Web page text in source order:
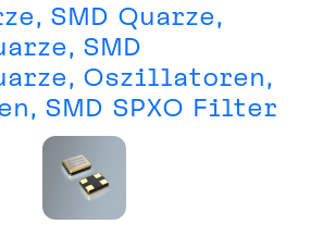
SMD Quarze,
SMD
Oszillatoren,
SMD SPXO Filter